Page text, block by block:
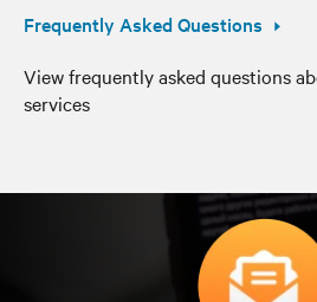
Frequently Asked Questions
View frequently asked questions
services